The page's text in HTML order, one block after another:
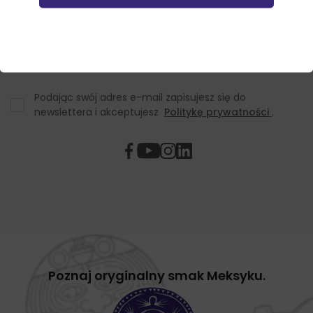
Podając swój adres e-mail zapisujesz się do
newslettera i akceptujesz Politykę prywatności .
Poznaj oryginalny smak Meksyku.